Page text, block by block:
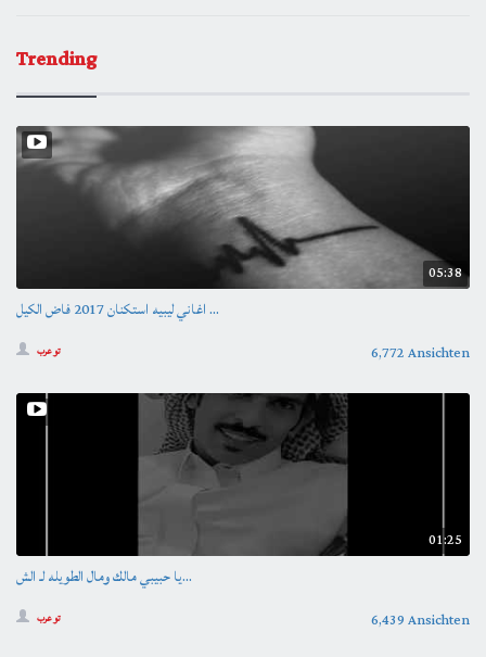
Trending
05:38
اغاني ليبيه استكنان 2017 فاض الكيل ...
تو عرب 6,772 Ansichten
01:25
يا حبيبي مالك ومال الطويله لـ الش...
تو عرب 6,439 Ansichten